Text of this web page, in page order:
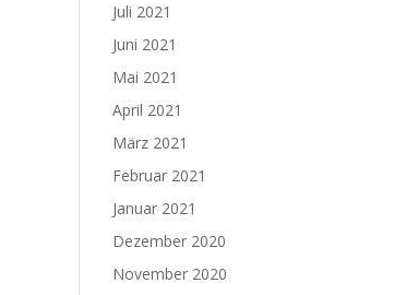
Juli 2021
Juni 2021
Mai 2021
April 2021
März 2021
Februar 2021
Januar 2021
Dezember 2020
November 2020